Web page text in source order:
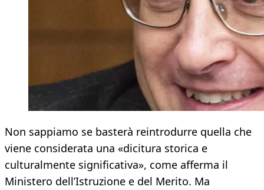
Non sappiamo se basterà reintrodurre quella che
viene considerata una «dicitura storica e
culturalmente significativa», come afferma il
Ministero dell’Istruzione e del Merito. Ma